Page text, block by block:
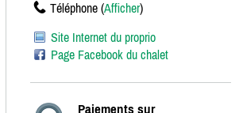
Téléphone (Afficher)
Site Internet du proprio
Page Facebook du chalet
Paiements sur